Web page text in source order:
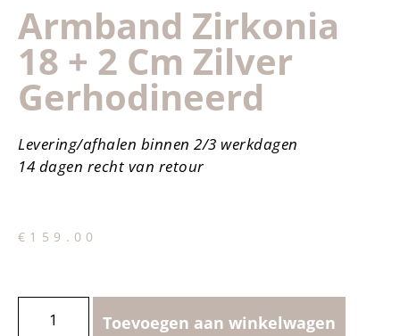
Armband Zirkonia
18 + 2 Cm Zilver
Gerhodineerd
Levering/afhalen binnen 2/3 werkdagen
14 dagen recht van retour
€ 159.00
Toevoegen aan winkelwagen